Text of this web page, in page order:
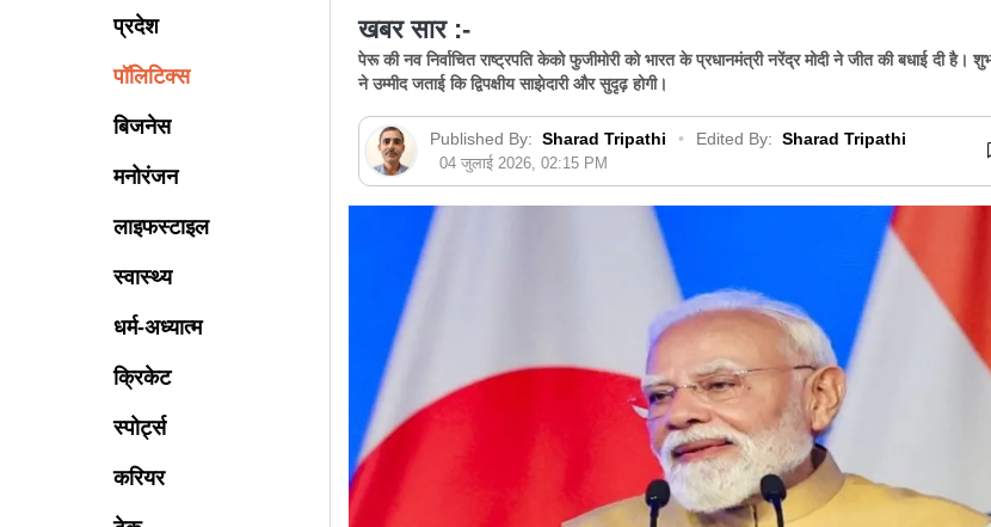
प्रदेश
पॉलिटिक्स
बिजनेस
मनोरंजन
लाइफस्टाइल
स्वास्थ्य
धर्म-अध्यात्म
क्रिकेट
स्पोर्ट्स
करियर
खबर सार :-
पेरू की नव निर्वाचित राष्ट्रपति केको फुजीमोरी को भारत के प्रधानमंत्री नरेंद्र मोदी ने जीत की बधाई दी है।
ने उम्मीद जताई कि द्विपक्षीय साझेदारी और सुदृढ़ होगी।
Published By: Sharad Tripathi • Edited By: Sharad Tripathi
04 जुलाई 2026, 02:15 PM